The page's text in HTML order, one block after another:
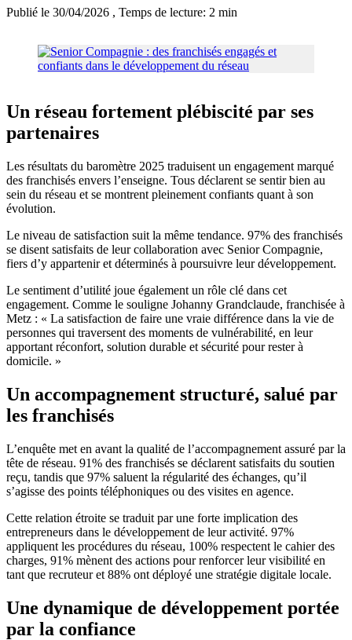
Publié le 30/04/2026 , Temps de lecture: 2 min
Un réseau fortement plébiscité par ses
partenaires
Les résultats du baromètre 2025 traduisent un engagement marqué
des franchisés envers l’enseigne. Tous déclarent se sentir bien au
sein du réseau et se montrent pleinement confiants quant à son
évolution.
Le niveau de satisfaction suit la même tendance. 97% des franchisés
se disent satisfaits de leur collaboration avec Senior Compagnie,
fiers d’y appartenir et déterminés à poursuivre leur développement.
Le sentiment d’utilité joue également un rôle clé dans cet
engagement. Comme le souligne Johanny Grandclaude, franchisée à
Metz : « La satisfaction de faire une vraie différence dans la vie de
personnes qui traversent des moments de vulnérabilité, en leur
apportant réconfort, solution durable et sécurité pour rester à
domicile. »
Un accompagnement structuré, salué par
les franchisés
L’enquête met en avant la qualité de l’accompagnement assuré par la
tête de réseau. 91% des franchisés se déclarent satisfaits du soutien
reçu, tandis que 97% saluent la régularité des échanges, qu’il
s’agisse des points téléphoniques ou des visites en agence.
Cette relation étroite se traduit par une forte implication des
entrepreneurs dans le développement de leur activité. 97%
appliquent les procédures du réseau, 100% respectent le cahier des
charges, 91% mènent des actions pour renforcer leur visibilité en
tant que recruteur et 88% ont déployé une stratégie digitale locale.
Une dynamique de développement portée
par la confiance